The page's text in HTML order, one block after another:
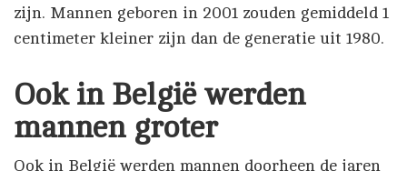
zijn. Mannen geboren in 2001 zouden gemiddeld 1
centimeter kleiner zijn dan de generatie uit 1980.
Ook in België werden
mannen groter
Ook in België werden mannen doorheen de jaren